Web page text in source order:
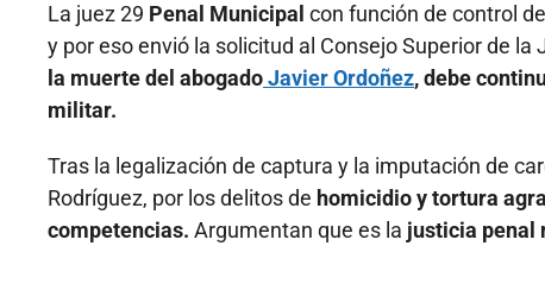
La juez 29 Penal Municipal con función de control
y por eso envió la solicitud al Consejo Superior de la
la muerte del abogadoJavier Ordoñez, debe
militar.
Tras la legalización de captura y la imputación de
Rodríguez, por los delitos de homicidio y tortura
competencias. Argumentan que es la justicia penal